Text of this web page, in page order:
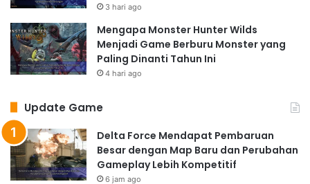
3 hari ago
Mengapa Monster Hunter Wilds
Menjadi Game Berburu Monster yang
Paling Dinanti Tahun Ini
4 hari ago
Update Game
Delta Force Mendapat Pembaruan
Besar dengan Map Baru dan Perubahan
Gameplay Lebih Kompetitif
6 jam ago